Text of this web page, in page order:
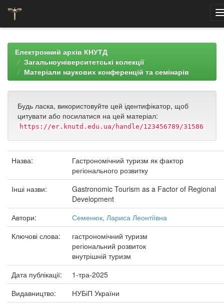
navigationЕлектронний архів КНУТД
Загальноуніверситетські колекції
Матеріали наукових конференцій та семінарів
Будь ласка, використовуйте цей ідентифікатор, щоб
цитувати або посилатися на цей матеріал:
https://er.knutd.edu.ua/handle/123456789/31586
Назва:
Гастрономічний туризм як фактор
регіонального розвитку
Інші назви:
Gastronomic Tourism as a Factor of Regional
Development
Автори:
Семенюк, Лариса Леонтіївна
Ключові слова:
гастрономічний туризм
регіональний розвиток
внутрішній туризм
Дата публікації:
1-тра-2025
Видавництво:
НУБіП України